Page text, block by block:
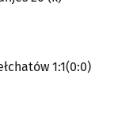
1:1(0:0)